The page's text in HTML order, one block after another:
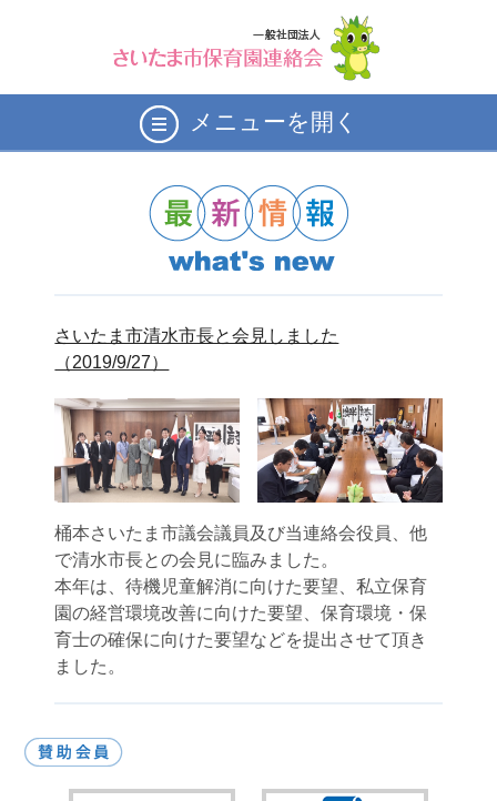
メニューを開く
さいたま市清水市長と会見しました
（2019/9/27）
桶本さいたま市議会議員及び当連絡会役員、他
で清水市長との会見に臨みました。
本年は、待機児童解消に向けた要望、私立保育
園の経営環境改善に向けた要望、保育環境・保
育士の確保に向けた要望などを提出させて頂き
ました。